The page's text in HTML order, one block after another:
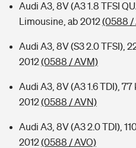
Audi A3, 8V (A3 1.8 TFSI
Limousine, ab 2012(0588 /
Audi A3, 8V (S3 2.0 TFSI),
2012(0588 / AVM)
Audi A3, 8V (A3 1.6 TDI),
2012(0588 / AVN)
Audi A3, 8V (A3 2.0 TDI),
2012(0588 / AVO)